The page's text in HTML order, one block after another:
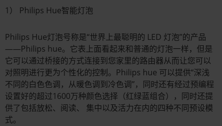
1） Philips Hue智能灯泡
Philips Hue灯泡号称是“世界上最聪明的 LED 灯泡”的产品
——Philips hue。它表上面看起来和普通的灯泡一样，但是
它可以通过桥接的方式连接到您家里的路由器从而让您可以
对照明进行更为个性化的控制。Philips hue 可以提供“深浅
不同的白色色调，从暖色调到冷色调”，同时还有经过预编程
设置好的超过1600万种颜色选择（红绿蓝组合），同时还提
供了包括放松、阅读、 集中以及活力在内的四种不同预设模
式。